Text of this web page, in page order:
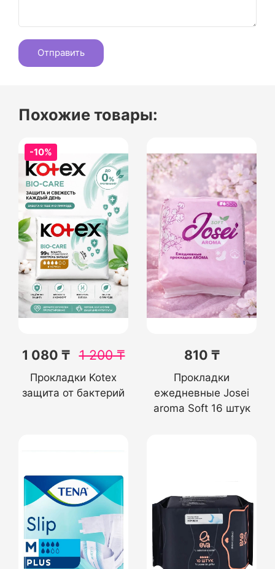
Похожие товары:
-10%
1 080 ₸ 1 200₸
Прокладки Kotex
защита от бактерий
810 ₸
Прокладки
ежедневные Josei
aroma Soft 16 штук